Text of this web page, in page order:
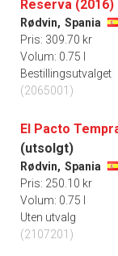
Reserva (2016)
Rødvin, Spania
Pris: 309.70 kr
Volum: 0.75 l
Bestillingsutvalget
(2065001)
El Pacto
(utsolgt)
Rødvin, Spania
Pris: 250.10 kr
Volum: 0.75 l
Uten utvalg
(2107201)